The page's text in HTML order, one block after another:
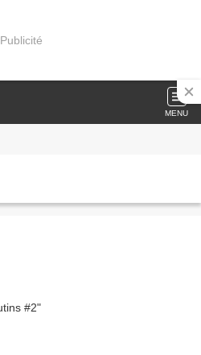
Publicité
MENU